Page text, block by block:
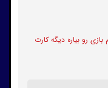
رو بیاره دیگه کارت